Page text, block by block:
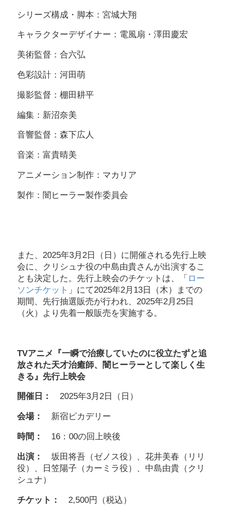
シリーズ構成・脚本：宮城大翔
キャラクターデザイナー：電風扇・澤田慶宏
美術監督：合六弘
色彩設計：河田萌
撮影監督：棚田耕平
編集：新沼奈美
音響監督：森下広人
音楽：富貴晴美
アニメーション制作：マカリア
製作：闇ヒーラー製作委員会
また、2025年3月2日（日）に開催される先行上映
会に、クリシュナ役の中島由貴さんが出演するこ
とも決定した。先行上映会のチケットは、「 ロー
ソンチケット 」にて2025年2月13日（木）までの
期間、先行抽選販売が行われ、2025年2月25日
（火）より先着一般販売を実施する。
TVアニメ『一瞬で治療していたのに役立たずと追
放された天才治癒師、闇ヒーラーとして楽しく生
きる』先行上映会
開催日： 2025年3月2日（日）
会場： 新宿ピカデリー
時間： 16：00の回上映後
出演：
坂田将吾（ゼノス役）、花井美春（リリ
役）、日笠陽子（カーミラ役）、中島由貴（クリ
シュナ）
チケット： 2,500円（税込）